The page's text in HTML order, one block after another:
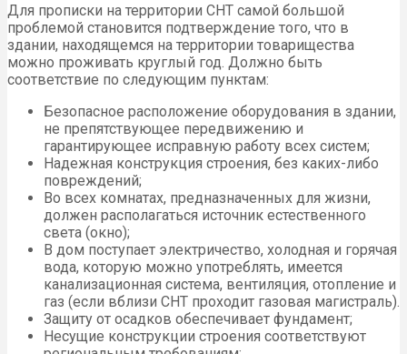
Для прописки на территории СНТ самой большой
проблемой становится подтверждение того, что в
здании, находящемся на территории товарищества
можно проживать круглый год. Должно быть
соответствие по следующим пунктам:
Безопасное расположение оборудования в здании,
не препятствующее передвижению и
гарантирующее исправную работу всех систем;
Надежная конструкция строения, без каких-либо
повреждений;
Во всех комнатах, предназначенных для жизни,
должен располагаться источник естественного
света (окно);
В дом поступает электричество, холодная и горячая
вода, которую можно употреблять, имеется
канализационная система, вентиляция, отопление и
газ (если вблизи СНТ проходит газовая магистраль).
Защиту от осадков обеспечивает фундамент;
Несущие конструкции строения соответствуют